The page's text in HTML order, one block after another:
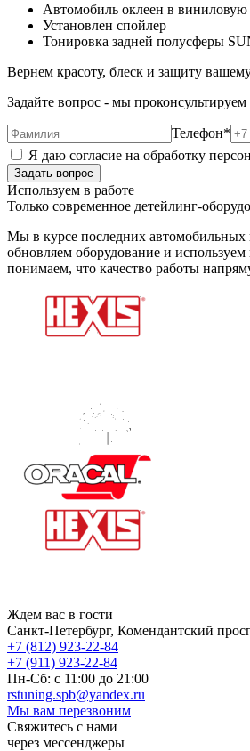
Автомобиль оклеен в
Установлен спойлер
Тонировка задней полусферы
Вернем красоту, блеск и защиту
Задайте вопрос - мы
Телефон*
Я даю согласие на обработку
Используем в работе
Только современное детейлинг-
Мы в курсе последних
обновляем оборудование и
понимаем, что качество работы
Ждем вас в гости
Санкт-Петербург, Комендантский
+7 (812) 923-22-84
+7 (911) 923-22-84
Пн-Сб: c 11:00 до 21:00
rstuning.spb@yandex.ru
Мы вам перезвоним
Свяжитесь с нами
через мессенджеры